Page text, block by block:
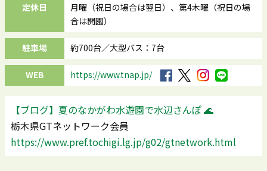
定休日
月曜（祝日の場合は翌日）、第4木曜（祝日の場
合は開園）
駐車場 約700台／大型バス：7台
WEB https://www.tnap.jp/
【ブログ】夏のなかがわ水遊園で水辺さんぽ 🌊
栃木県GTネットワーク会員
https://www.pref.tochigi.lg.jp/g02/gtnetwork.html